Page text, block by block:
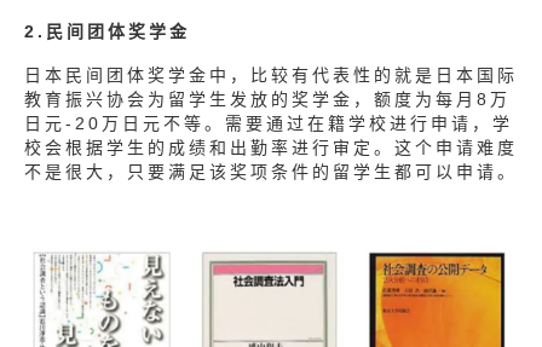
2.民间团体奖学金
日本民间团体奖学金中，比较有代表性的就是日本国际
教育振兴协会为留学生发放的奖学金，额度为每月8万
日元-20万日元不等。需要通过在籍学校进行申请，学
校会根据学生的成绩和出勤率进行审定。这个申请难度
不是很大，只要满足该奖项条件的留学生都可以申请。